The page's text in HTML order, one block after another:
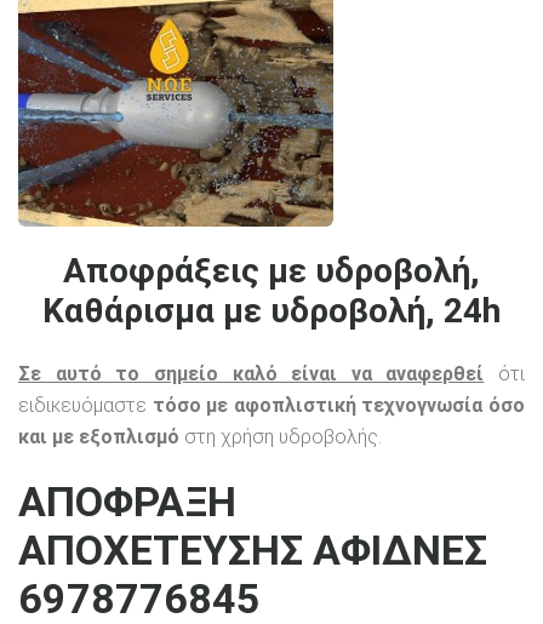
Αποφράξεις με υδροβολή,
Καθάρισμα με υδροβολή, 24h
Σε αυτό το σημείο καλό είναι να αναφερθεί ότι
ειδικευόμαστε τόσο με αφοπλιστική τεχνογνωσία όσο
και με εξοπλισμό στη χρήση υδροβολής.
ΑΠΟΦΡΑΞΗ
ΑΠΟΧΕΤΕΥΣΗΣ ΑΦΙΔΝΕΣ
6978776845